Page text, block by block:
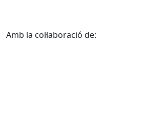
Amb la col·laboració de: